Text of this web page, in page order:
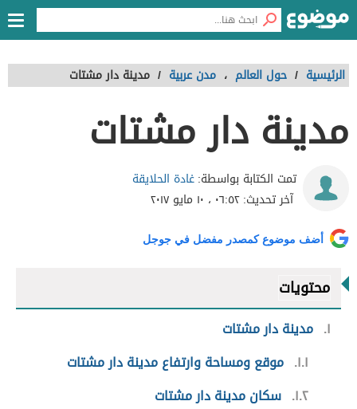
الرئيسية / حول العالم ، مدن عربية / مدينة دار مشتات
مدينة دار مشتات
تمت الكتابة بواسطة:غادة الحلايقة
آخر تحديث:٠٦:٥٢ ، ١٠ مايو ٢٠١٧
أضف موضوع كمصدر مفضل في جوجل
محتويات
١ مدينة دار مشتات
١.١ موقع ومساحة وارتفاع مدينة دار مشتات
١.٢ سكان مدينة دار مشتات